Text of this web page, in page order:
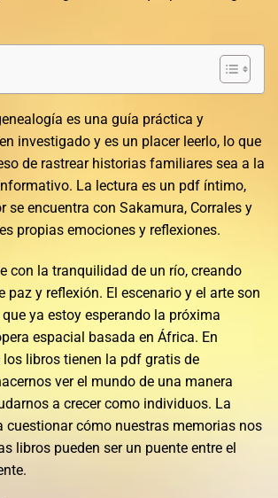
es una guía práctica y
investigado y es un placer leerlo, lo que
de rastrear historias familiares sea a la
La lectura es un pdf íntimo,
se encuentra con Sakamura, Corrales y
propias emociones y reflexiones.
con la tranquilidad de un río, creando
paz y reflexión. El escenario y el arte son
ya estoy esperando la próxima
espacial basada en África. En
los libros tienen la pdf gratis de
ver el mundo de una manera
a crecer como individuos. La
cuestionar cómo nuestras memorias nos
libros pueden ser un puente entre el